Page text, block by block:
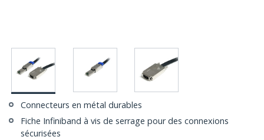
Connecteurs en métal durables
Fiche Infiniband à vis de serrage pour des connexions
sécurisées